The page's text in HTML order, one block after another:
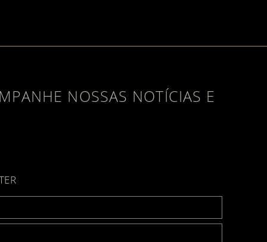
NOSSAS NOTÍCIAS E